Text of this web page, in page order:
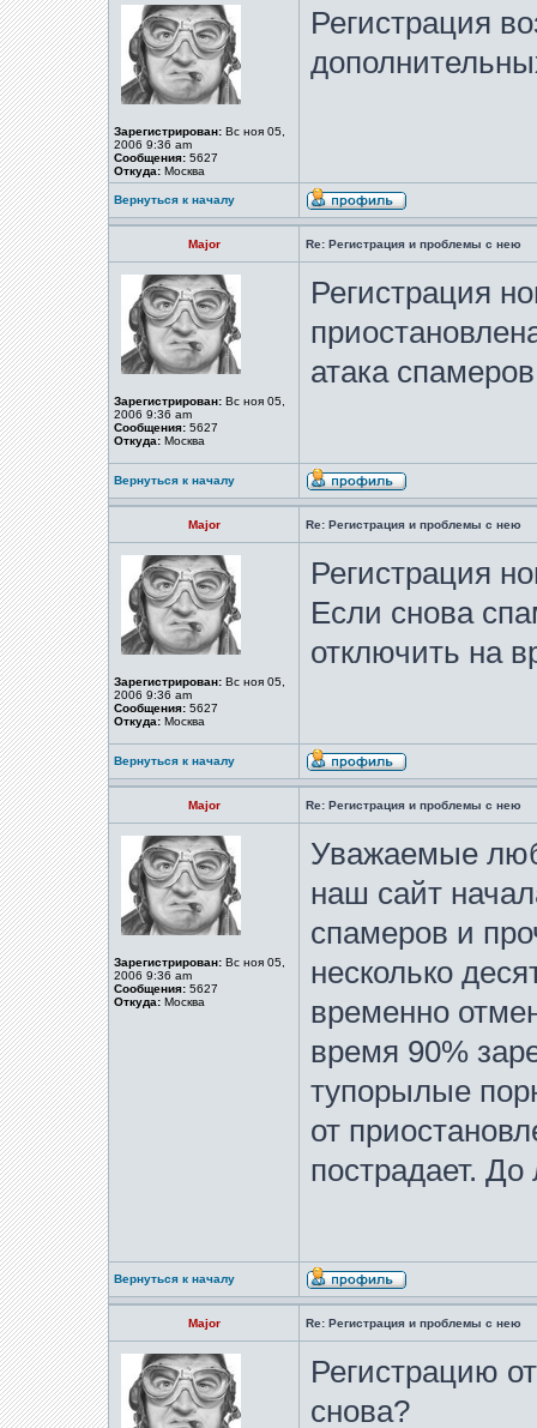
Зарегистрирован: Вс ноя 05,
2006 9:36 am
Сообщения: 5627
Откуда: Москва
Регистрация
Вернуться к началу
Major Re: Регистрация и проблемы с нею
Зарегистрирован: Вс ноя 05,
2006 9:36 am
Сообщения: 5627
Откуда: Москва
Регистрация
атака спамеров
Вернуться к началу
Major Re: Регистрация и проблемы с нею
Зарегистрирован: Вс ноя 05,
2006 9:36 am
Сообщения: 5627
Откуда: Москва
Регистрация
Если снова
отключить на
Вернуться к началу
Major Re: Регистрация и проблемы с нею
Зарегистрирован: Вс ноя 05,
2006 9:36 am
Сообщения: 5627
Откуда: Москва
Уважаемые
наш сайт
спамеров и
несколько
временно
время 90%
тупорылые
от
пострадает.
Вернуться к началу
Major Re: Регистрация и проблемы с нею
Регистрацию
снова?